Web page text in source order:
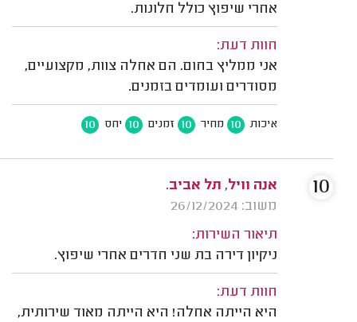
אחרי שיפוץ כולל חלונות.
חוות דעת:
אני ממליץ בחום. הם אחלה צוות, מקצועיים,
מסודרים ועומדים בזמנים.
איכות 10 מחיר 10 זמנים 10 יחס 10
אנה וויל, תל אביב.
משוב: 26/12/2024
תיאור השירות:
ניקיון דירה בת שני חדרים אחרי שיפוץ.
חוות דעת:
היא הייתה אחלה! היא הייתה מאוד שירותית,
10